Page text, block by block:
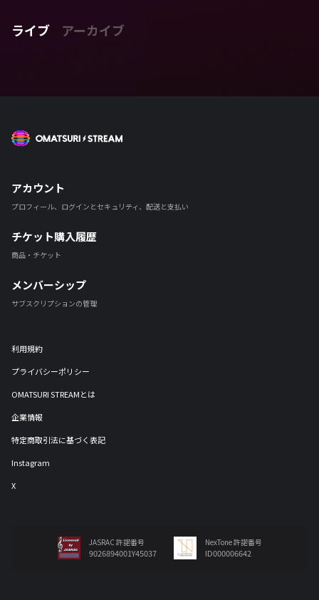
ライブ アーカイブ
アカウント
プロフィール、ログインとセキュリティ、配送と支払い
チケット購入履歴
商品・チケット
メンバーシップ
サブスクリプションの管理
利用規約
プライバシーポリシー
OMATSURI STREAMとは
企業情報
特定商取引法に基づく表記
Instagram
X
JASRAC 許諾番号
9026894001Y45037
NexTone 許諾番号
ID000006642